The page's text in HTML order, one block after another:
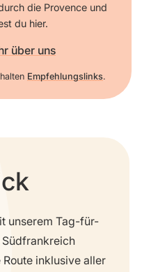
die Provence und
du hier.
über uns
Empfehlungslinks.
unserem Tag-für-
Südfrankreich
inklusive aller